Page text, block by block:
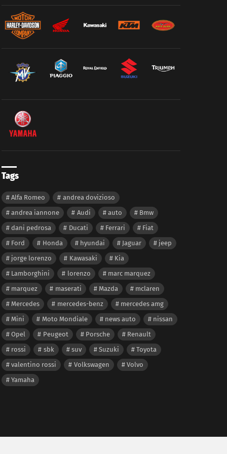
Tags
Alfa Romeo
andrea dovizioso
andrea iannone
Audi auto
Bmw
dani pedrosa
Ducati Ferrari
Fiat
Ford
Honda hyundai Jaguar
jeep
jorge lorenzo
Kawasaki
Kia
Lamborghini
lorenzo
marc marquez
marquez
maserati Mazda
mclaren
Mercedes
mercedes-benz
mercedes amg
Mini
Moto Mondiale news auto
nissan
Opel
Peugeot Porsche
Renault
rossi
sbk suv Suzuki
Toyota
valentino rossi
Volkswagen
Volvo
Yamaha